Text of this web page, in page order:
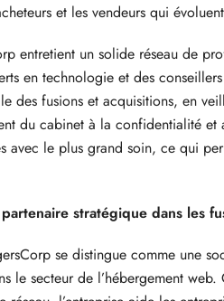
et les vendeurs qui
entretient un solide réseau de
en technologie et des
des fusions et acquisitions, en
du cabinet à la confidentialité
avec le plus grand soin, ce qui
stratégique dans les
se distingue comme une
le secteur de l’hébergement